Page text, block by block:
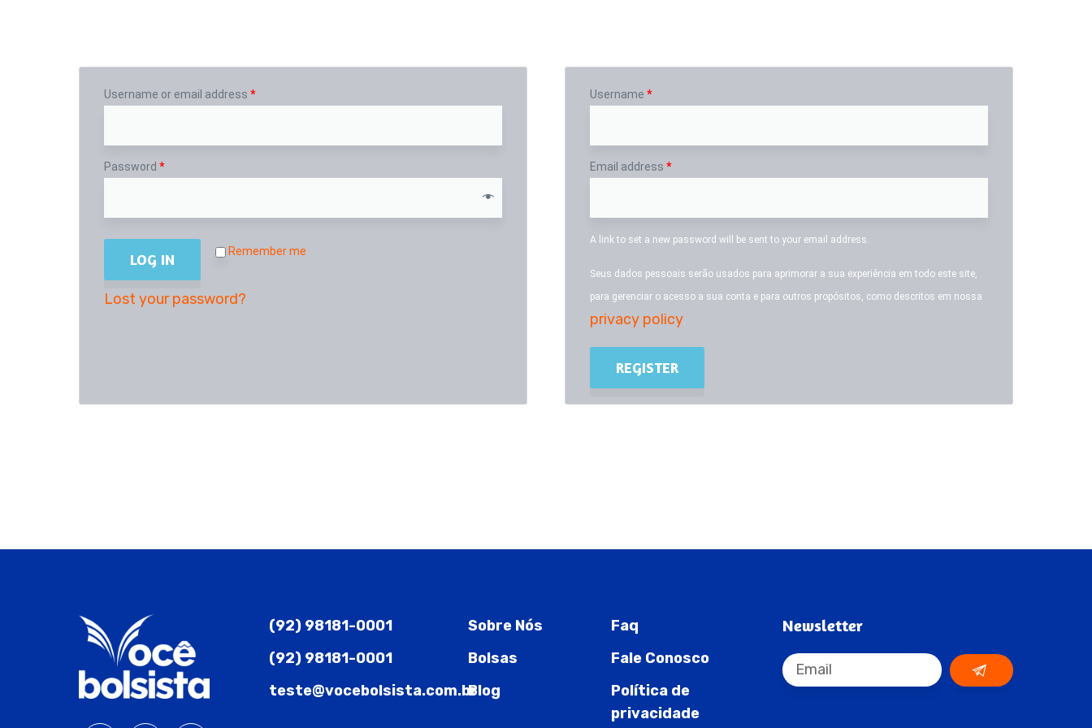
Username or email address *
Password *
Remember me
LOG IN
Lost your password?
Username *
Email address *
A link to set a new password will be sent to your email address.
Seus dados pessoais serão usados para aprimorar a sua experiência em todo este site,
para gerenciar o acesso a sua conta e para outros propósitos, como descritos em nossa
privacy policy.
REGISTER
(92) 98181-0001
(92) 98181-0001
teste@vocebolsista.com.br
Sobre Nós
Bolsas
Blog
Faq
Fale Conosco
Política de
privacidade
Newsletter